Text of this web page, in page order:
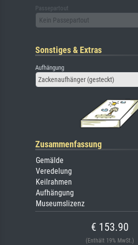
Passepartout
Kein Passepartout
Sonstiges & Extras
Aufhängung
Zackenaufhänger (gesteckt)
Zusammenfassung
Gemälde
Veredelung
Keilrahmen
Aufhängung
Museumslizenz
€ 153.90
(Enthält 19% MwSt.)